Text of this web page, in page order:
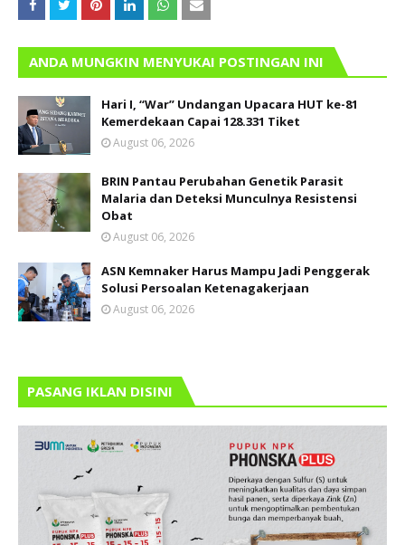
ANDA MUNGKIN MENYUKAI POSTINGAN INI
Hari I, “War” Undangan Upacara HUT ke-81
Kemerdekaan Capai 128.331 Tiket
August 06, 2026
BRIN Pantau Perubahan Genetik Parasit
Malaria dan Deteksi Munculnya Resistensi
Obat
August 06, 2026
ASN Kemnaker Harus Mampu Jadi Penggerak
Solusi Persoalan Ketenagakerjaan
August 06, 2026
PASANG IKLAN DISINI